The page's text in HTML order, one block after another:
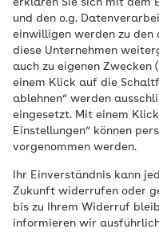
erklären Sie sich mit dem
und den o.g.
einwilligen werden zu den
diese Unternehmen
auch zu eigenen
einem Klick auf die
ablehnen“ werden
eingesetzt. Mit einem
Einstellungen“ können
vorgenommen werden.
Ihr Einverständnis kann
Zukunft widerrufen oder
bis zu Ihrem Widerruf
informieren wir
Clarimedis beraten
derArztsuche , der
Suche
Der medizinische
Uhr an 365 Tagen